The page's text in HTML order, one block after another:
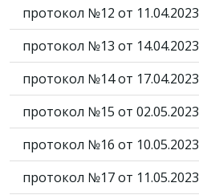
протокол №12 от 11.04.2023
протокол №13 от 14.04.2023
протокол №14 от 17.04.2023
протокол №15 от 02.05.2023
протокол №16 от 10.05.2023
протокол №17 от 11.05.2023